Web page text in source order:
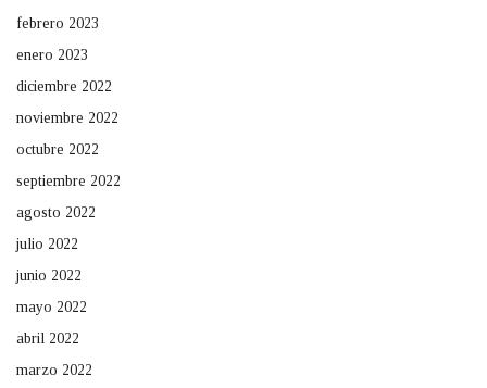
febrero 2023
enero 2023
diciembre 2022
noviembre 2022
octubre 2022
septiembre 2022
agosto 2022
julio 2022
junio 2022
mayo 2022
abril 2022
marzo 2022